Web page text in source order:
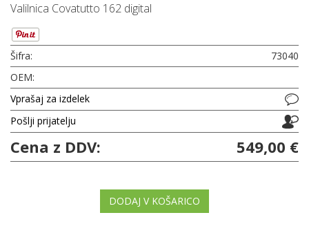
Valilnica Covatutto 162 digital
Šifra:
73040
OEM:
Vprašaj za izdelek
Pošlji prijatelju
Cena z DDV: 549,00 €
DODAJ V KOŠARICO